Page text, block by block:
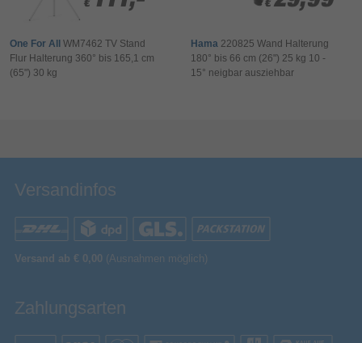
€
€
One For All WM7462 TV Stand
Flur Halterung 360° bis 165,1 cm
(65") 30 kg
€
€
Hama 220825 Wand Halterung
180° bis 66 cm (26") 25 kg 10 -
15° neigbar ausziehbar
Versandinfos
Versand ab € 0,00 (Ausnahmen möglich)
Zahlungsarten